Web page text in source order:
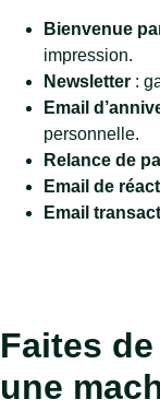
Bienvenue
impression.
Newsletter :
Email
personnelle.
Relance de
Email de
Email
Faites
une